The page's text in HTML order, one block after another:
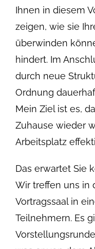
Ihnen in diesem
zeigen, wie sie
überwinden
hindert. Im
durch neue
Ordnung
Mein Ziel ist es,
Zuhause wieder
Arbeitsplatz
Das erwartet Sie
Wir treffen uns in
Vortragssaal in
Teilnehmern. Es